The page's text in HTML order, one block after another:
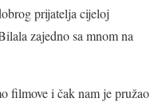
prijatelja cijeloj
zajedno sa mnom na
filmove i čak nam je pružao